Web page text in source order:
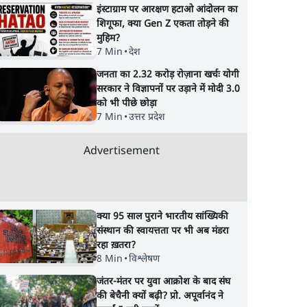
इंस्टाग्राम पर आरक्षण हटाओ आंदोलन का
शिगूफा, क्या Gen Z एकता तोड़ने की
मुहिम?
7 Min •देश
जनता का 2.32 करोड़ रोज़ाना खर्चः योगी
सरकार ने विज्ञापनों पर उड़ाने में मोदी 3.0
को भी पीछे छोड़ा
7 Min •उत्तर प्रदेश
Advertisement
क्या 95 साल पुराने भारतीय सांख्यिकी
संस्थान की स्वायत्तता पर भी अब मंडरा
रहा ख़तरा?
8 Min •विश्लेषण
जंतर-मंतर पर युवा आक्रोश के बाद संघ
की बेचैनी क्यों बढ़ी? प्रो. अपूर्वानंद ने